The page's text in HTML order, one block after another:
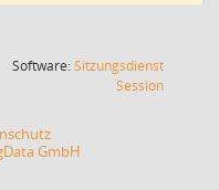
Software:Sitzungsdienst
Session(Wird in
GmbH